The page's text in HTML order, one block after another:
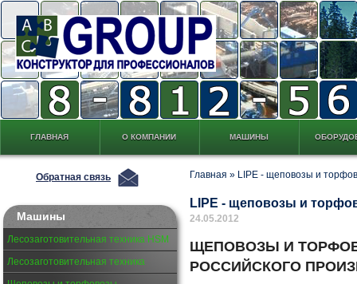
ГЛАВНАЯ О КОМПАНИИ МАШИНЫ
Обратная связь
Машины
Лесозаготовительная техника HSM
Лесозаготовительная техника
Главная » LIPE - щеповозы и
LIPE - щеповозы и
24.05.2012
ЩЕПОВОЗЫ И
РОССИЙСКОГО